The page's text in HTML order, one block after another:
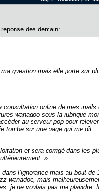
des demain:
question mais elle porte sur
consultation online de mes
wanadoo sous la rubrique
au serveur pop pour
tombe sur une page qui me dit :
et sera corrigé dans les
»
l’ignorance mais au bout
wanadoo, mais
je ne voulais pas me plaindre.